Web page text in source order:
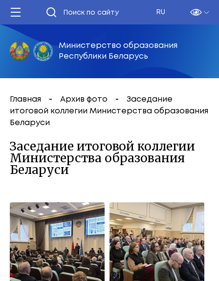
RU
Министерство образования
Республики Беларусь
Главная Архив фото
Заседание
итоговой коллегии Министерства образования
Беларуси
Заседание итоговой коллегии
Министерства образования
Беларуси